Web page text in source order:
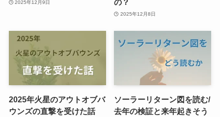
2025年12月9日 の？
2025年12月8日
2025年火星のアウトオブバ
ウンズの直撃を受けた話
ソーラーリターン図を読む/
去年の検証と来年起きそう